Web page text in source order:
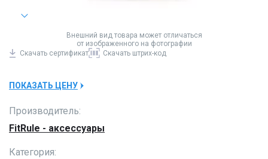
Внешний вид товара может отличаться
от изображенного на фотографии
Скачать сертификат Скачать штрих-код
ПОКАЗАТЬ ЦЕНУ
Производитель:
FitRule - аксессуары
Категория: